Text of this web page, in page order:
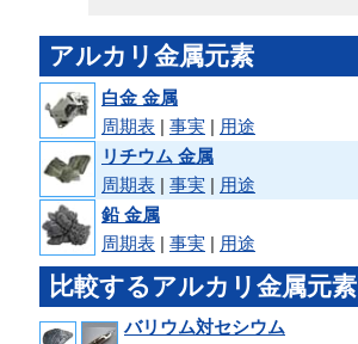
アルカリ金属元素
白金 金属
周期表 | 事実 | 用途
リチウム 金属
周期表 | 事実 | 用途
鉛 金属
周期表 | 事実 | 用途
比較するアルカリ金属元素
バリウム対セシウム